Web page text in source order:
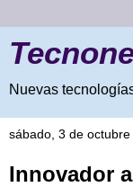
Nuevas
sábado, 3 de
Innovador